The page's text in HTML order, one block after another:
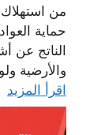
من
حماية
الناتج عن
والأرضية
اقرأ المزيد